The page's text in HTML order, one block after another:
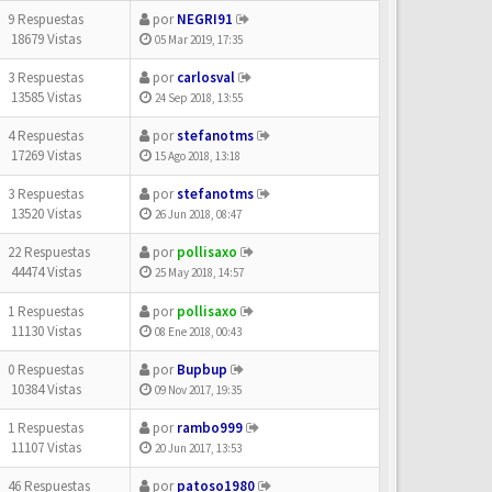
9 Respuestas
18679 Vistas
porNEGRI91
05 Mar 2019, 17:35
3 Respuestas
13585 Vistas
porcarlosval
24 Sep 2018, 13:55
4 Respuestas
17269 Vistas
porstefanotms
15 Ago 2018, 13:18
3 Respuestas
13520 Vistas
porstefanotms
26 Jun 2018, 08:47
22 Respuestas
44474 Vistas
porpollisaxo
25 May 2018, 14:57
1 Respuestas
11130 Vistas
porpollisaxo
08 Ene 2018, 00:43
0 Respuestas
10384 Vistas
porBupbup
09 Nov 2017, 19:35
1 Respuestas
11107 Vistas
porrambo999
20 Jun 2017, 13:53
46 Respuestas porpatoso1980